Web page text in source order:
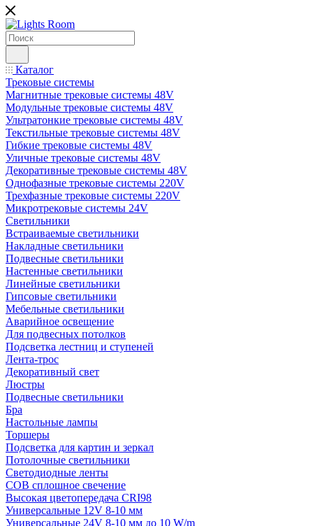
Каталог
Трековые системы
Магнитные трековые системы 48V
Модульные трековые системы 48V
Ультратонкие трековые системы 48V
Текстильные трековые системы 48V
Гибкие трековые системы 48V
Уличные трековые системы 48V
Декоративные трековые системы 48V
Однофазные трековые системы 220V
Трехфазные трековые системы 220V
Микротрековые системы 24V
Светильники
Встраиваемые светильники
Накладные светильники
Подвесные светильники
Настенные светильники
Линейные светильники
Гипсовые светильники
Мебельные светильники
Аварийное освещение
Для подвесных потолков
Подсветка лестниц и ступеней
Лента-трос
Декоративный свет
Люстры
Подвесные светильники
Бра
Настольные лампы
Торшеры
Подсветка для картин и зеркал
Потолочные светильники
Светодиодные ленты
COB сплошное свечение
Высокая цветопередача CRI98
Универсальные 12V 8-10 мм
Универсальные 24V 8-10 мм до 10 W/m